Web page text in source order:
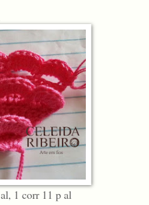
1 corr 11 p al